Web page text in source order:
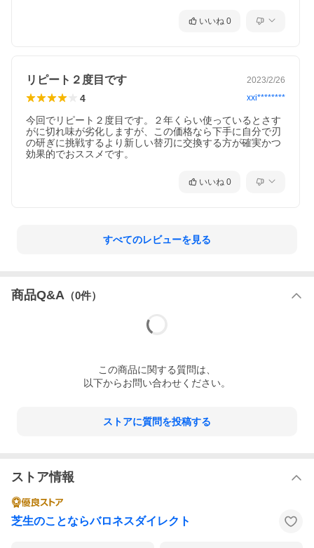
いいね 0
リピート２度目です 2023/2/26
4 xxi********
今回でリピート２度目です。２年くらい使っているとさす
がに切れ味が劣化しますが、この価格なら下手に自分で刃
の研ぎに挑戦するより新しい替刃に交換する方が確実かつ
効果的でおススメです。
いいね 0
すべてのレビューを見る
商品Q&A （0件）
この商品に関する質問は、
以下からお問い合わせください。
ストアに質問を投稿する
ストア情報
芝生のことならバロネスダイレクト